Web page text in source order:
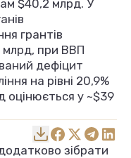
$40,2 млрд. У
грантів
млрд, при ВВП
дефіцит
на рівні 20,9%
оцінюється у ~$39
зібрати